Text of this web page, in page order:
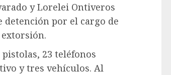
y Lorelei Ontiveros
detención por el cargo de
23 teléfonos
y tres vehículos. Al